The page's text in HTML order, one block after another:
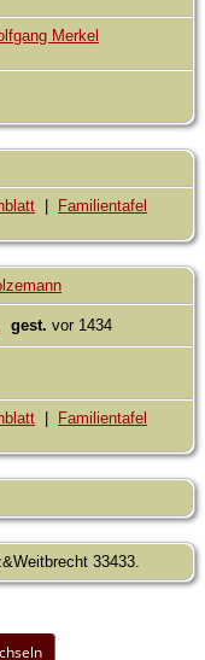
Merkel
Familientafel
gest. vor 1434
Familientafel
33433.